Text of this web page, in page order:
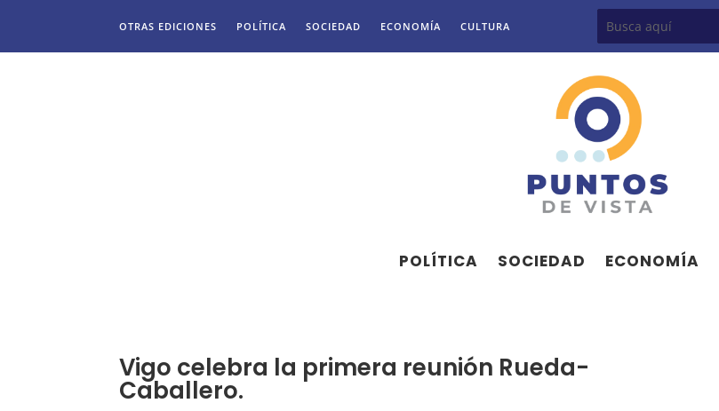
OTRAS EDICIONES POLÍTICA SOCIEDAD ECONOMÍA CULTURA
POLÍTICA SOCIEDAD ECONOMÍA
Vigo celebra la primera reunión Rueda-
Caballero.